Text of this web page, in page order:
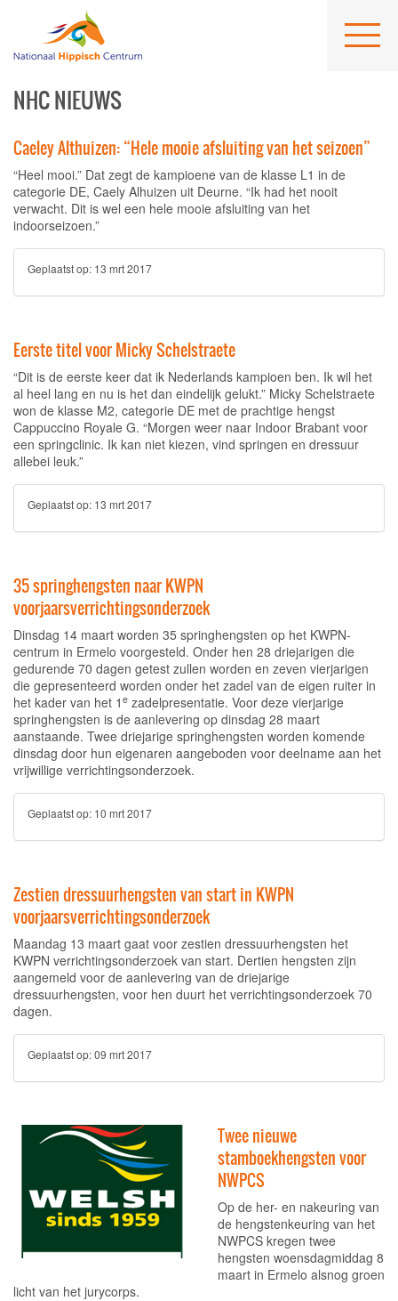
NHC NIEUWS
Caeley Althuizen: “Hele mooie afsluiting van het seizoen”
“Heel mooi.” Dat zegt de kampioene van de klasse L1 in de
categorie DE, Caely Alhuizen uit Deurne. “Ik had het nooit
verwacht. Dit is wel een hele mooie afsluiting van het
indoorseizoen.”
Geplaatst op: 13 mrt 2017
Eerste titel voor Micky Schelstraete
“Dit is de eerste keer dat ik Nederlands kampioen ben. Ik wil het
al heel lang en nu is het dan eindelijk gelukt.” Micky Schelstraete
won de klasse M2, categorie DE met de prachtige hengst
Cappuccino Royale G. “Morgen weer naar Indoor Brabant voor
een springclinic. Ik kan niet kiezen, vind springen en dressuur
allebei leuk.”
Geplaatst op: 13 mrt 2017
35 springhengsten naar KWPN
voorjaarsverrichtingsonderzoek
Dinsdag 14 maart worden 35 springhengsten op het KWPN-
centrum in Ermelo voorgesteld. Onder hen 28 driejarigen die
gedurende 70 dagen getest zullen worden en zeven vierjarigen
die gepresenteerd worden onder het zadel van de eigen ruiter in
het kader van het 1 e zadelpresentatie. Voor deze vierjarige
springhengsten is de aanlevering op dinsdag 28 maart
aanstaande. Twee driejarige springhengsten worden komende
dinsdag door hun eigenaren aangeboden voor deelname aan het
vrijwillige verrichtingsonderzoek.
Geplaatst op: 10 mrt 2017
Zestien dressuurhengsten van start in KWPN
voorjaarsverrichtingsonderzoek
Maandag 13 maart gaat voor zestien dressuurhengsten het
KWPN verrichtingsonderzoek van start. Dertien hengsten zijn
aangemeld voor de aanlevering van de driejarige
dressuurhengsten, voor hen duurt het verrichtingsonderzoek 70
dagen.
Geplaatst op:09 mrt 2017
Twee nieuwe
stamboekhengsten voor
NWPCS
Op de her- en nakeuring van
de hengstenkeuring van het
NWPCS kregen twee
hengsten woensdagmiddag 8
maart in Ermelo alsnog groen
licht van het jurycorps.